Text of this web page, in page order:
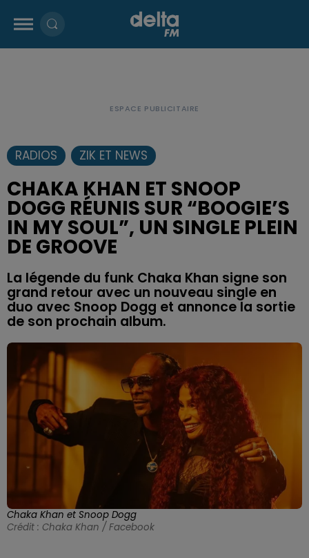
RADIOS ZIK ET NEWS
CHAKA KHAN ET SNOOP
DOGG RÉUNIS SUR “BOOGIE’S
IN MY SOUL”, UN SINGLE PLEIN
DE GROOVE
La légende du funk Chaka Khan signe son
grand retour avec un nouveau single en
duo avec Snoop Dogg et annonce la sortie
de son prochain album.
Chaka Khan et Snoop Dogg
Crédit : Chaka Khan / Facebook